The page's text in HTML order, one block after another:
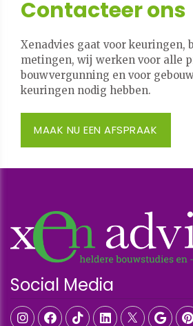
Contacteer ons
Xenadvies gaat voor keuringen,
metingen, wij werken voor alle
bouwvergunning en voor
keuringen nodig hebben.
MAAK NU EEN AFSPRAAK
Social Media